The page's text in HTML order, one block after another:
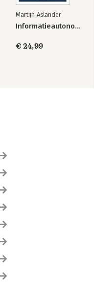
Martijn Aslander
Informatieautonomie
€ 24,99